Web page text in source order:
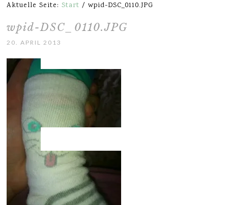
Aktuelle Seite:Start / wpid-DSC_0110.JPG
wpid-DSC_0110.JPG
20. APRIL 2013